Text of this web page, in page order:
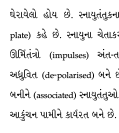
ઘેરાયેલો હોય છે.
plate) કહે છે. સ્નાયુના
ઊર્મિતંત્રો (impulses)
અધ્રુવિત (de-polarised) બને
બનીને (associated)
આકુંચન પામીને કાર્યરત બને છે.